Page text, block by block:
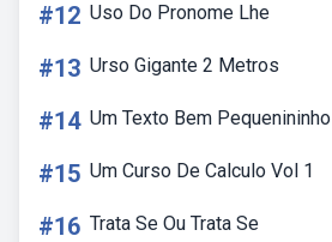
#12 Uso Do Pronome Lhe
#13 Urso Gigante 2 Metros
#14 Um Texto Bem Pequenininho
#15 Um Curso De Calculo Vol 1
#16 Trata Se Ou Trata Se